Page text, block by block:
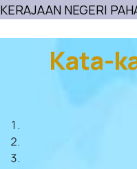
KERAJAAN NEGERI
Kata-